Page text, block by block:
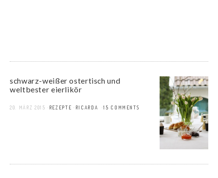
schwarz-weißer ostertisch und
weltbester eierlikör
20. MÄRZ 2015 REZEPTE RICARDA 15 COMMENTS